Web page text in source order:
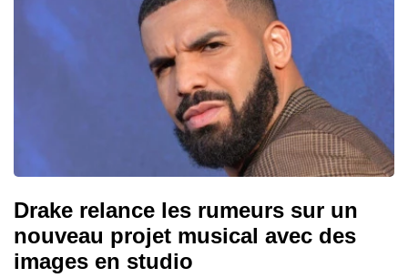
Drake relance les rumeurs sur un
nouveau projet musical avec des
images en studio